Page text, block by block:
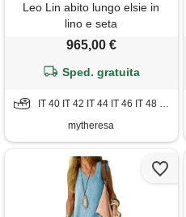
Leo Lin abito lungo elsie in
lino e seta
965,00 €
Sped. gratuita
IT 40 IT 42 IT 44 IT 46 IT 48 IT 50
mytheresa